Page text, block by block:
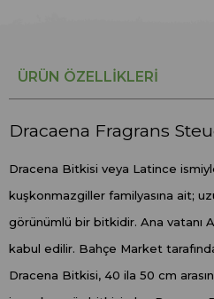
ÜRÜN ÖZELLIKLERI
Dracaena Fragrans
Dracena Bitkisi veya Latince
kuşkonmazgiller familyasına ait;
görünümlü bir bitkidir. Ana vatanı
kabul edilir. Bahçe Market
Dracena Bitkisi, 40 ila 50 cm